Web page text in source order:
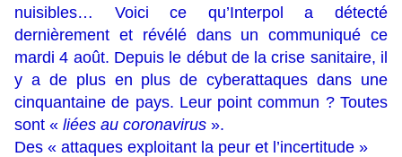
nuisibles… Voici ce qu’Interpol a détecté
dernièrement et révélé dans un communiqué ce
mardi 4 août. Depuis le début de la crise sanitaire, il
y a de plus en plus de cyberattaques dans une
cinquantaine de pays. Leur point commun ? Toutes
sont « liées au coronavirus ».
Des « attaques exploitant la peur et l’incertitude »